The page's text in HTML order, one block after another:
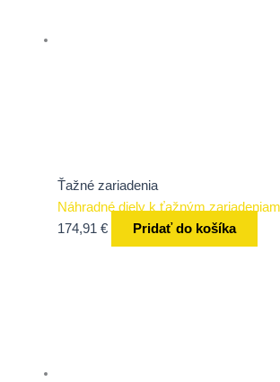
Ťažné zariadenia
Náhradné diely k ťažným
174,91 € Pridať do košíka